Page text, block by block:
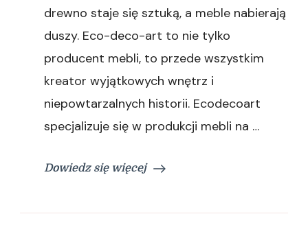
na
zamówienie
stoliki,
szafki
drewno staje się sztuką, a meble nabierają
duszy. Eco-deco-art to nie tylko
producent mebli, to przede wszystkim
kreator wyjątkowych wnętrz i
niepowtarzalnych historii. Ecodecoart
specjalizuje się w produkcji mebli na …
Dowiedz się więcej